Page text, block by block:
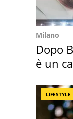
Milano
Dopo
è un
LIFESTYLE